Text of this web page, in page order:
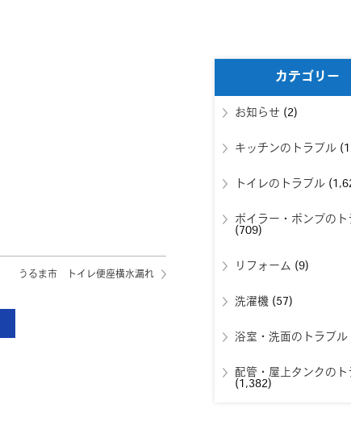
うるま市 トイレ便座横水漏れ
カテゴリー
お知らせ (2)
キッチンのトラブル
トイレのトラブル
ボイラー・ポンプのト
(709)
リフォーム (9)
洗濯機(57)
浴室・洗面のトラブル
配管・屋上タンクのト
(1,382)